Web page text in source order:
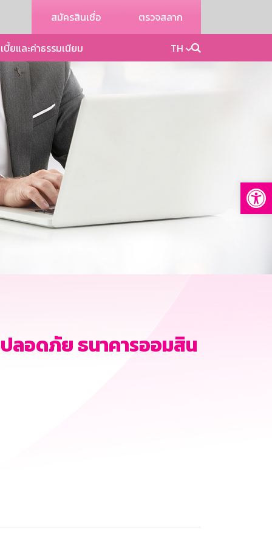
สมัครสินเชื่อ ตรวจสลาก
บี้ยและค่าธรรมเนียม TH
ปลอดภัย ธนาคารออมสิน